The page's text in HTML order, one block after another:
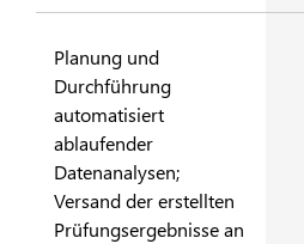
Planung und
Durchführung
automatisiert
ablaufender
Datenanalysen;
Versand der erstellten
Prüfungsergebnisse an